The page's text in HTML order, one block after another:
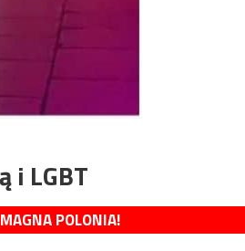
i LGBT
POLONIA!